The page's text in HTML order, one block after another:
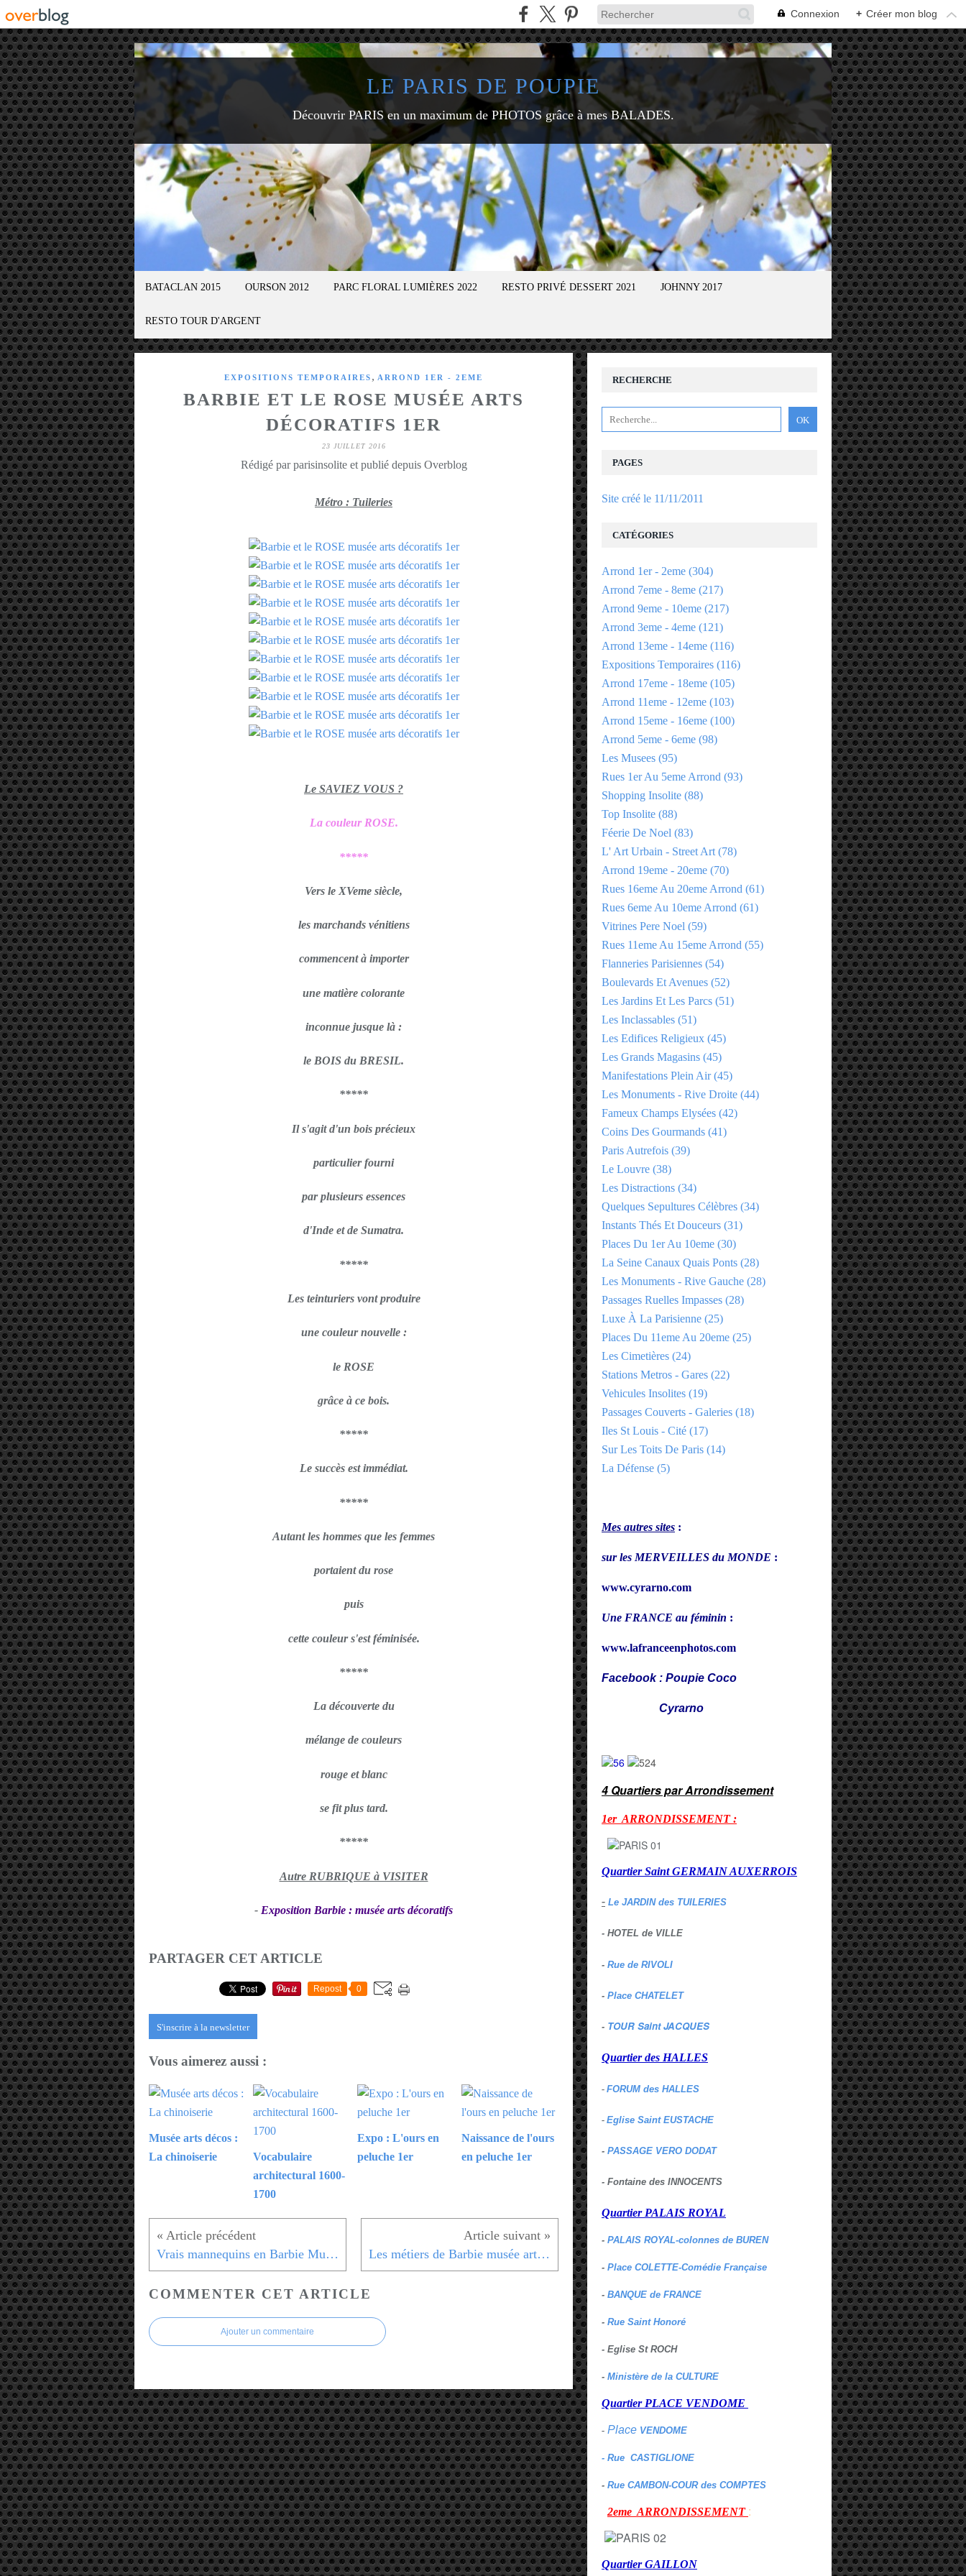
Connexion + Créer mon blog
LE PARIS DE POUPIE
Découvrir PARIS en un maximum de PHOTOS grâce à mes BALADES.
BATACLAN 2015 OURSON 2012 PARC FLORAL LUMIÈRES 2022 RESTO PRIVÉ DESSERT 2021 JOHNNY 2017
RESTO TOUR D'ARGENT
EXPOSITIONS TEMPORAIRES , ARROND 1ER - 2EME
BARBIE ET LE ROSE MUSÉE ARTS
DÉCORATIFS 1ER
23 JUILLET 2016
Rédigé par parisinsolite et publié depuis Overblog
Métro : Tuileries
Le SAVIEZ VOUS ?
La couleur ROSE.
*****
Vers le XVeme siècle,
les marchands vénitiens
commencent à importer
une matière colorante
inconnue jusque là :
le BOIS du BRESIL.
*****
Il s'agit d'un bois précieux
particulier fourni
par plusieurs essences
d'Inde et de Sumatra.
*****
Les teinturiers vont produire
une couleur nouvelle :
le ROSE
grâce à ce bois.
*****
Le succès est immédiat.
*****
Autant les hommes que les femmes
portaient du rose
puis
cette couleur s'est féminisée.
*****
La découverte du
mélange de couleurs
rouge et blanc
se fit plus tard.
*****
Autre RUBRIQUE à VISITER
- Exposition Barbie : musée arts décoratifs
PARTAGER CET ARTICLE
Repost 0
S'inscrire à la newsletter
Vous aimerez aussi :
Musée arts décos :
La chinoiserie
Vocabulaire
architectural 1600-
1700
Expo : L'ours en
peluche 1er
Naissance de l'ours
en peluche 1er
Vrais mannequins en Barbie Musée arts décoratifs 1er Les métiers de Barbie musée arts décoratifs 1er
COMMENTER CET ARTICLE
Ajouter un commentaire
RECHERCHE
PAGES
Site créé le 11/11/2011
CATÉGORIES
Arrond 1er - 2eme (304)
Arrond 7eme - 8eme (217)
Arrond 9eme - 10eme (217)
Arrond 3eme - 4eme (121)
Arrond 13eme - 14eme (116)
Expositions Temporaires (116)
Arrond 17eme - 18eme (105)
Arrond 11eme - 12eme (103)
Arrond 15eme - 16eme (100)
Arrond 5eme - 6eme (98)
Les Musees (95)
Rues 1er Au 5eme Arrond (93)
Shopping Insolite (88)
Top Insolite (88)
Féerie De Noel (83)
L' Art Urbain - Street Art (78)
Arrond 19eme - 20eme (70)
Rues 16eme Au 20eme Arrond (61)
Rues 6eme Au 10eme Arrond (61)
Vitrines Pere Noel (59)
Rues 11eme Au 15eme Arrond (55)
Flanneries Parisiennes (54)
Boulevards Et Avenues (52)
Les Jardins Et Les Parcs (51)
Les Inclassables (51)
Les Edifices Religieux (45)
Les Grands Magasins (45)
Manifestations Plein Air(45)
Les Monuments - Rive Droite (44)
Fameux Champs Elysées (42)
Coins Des Gourmands (41)
Paris Autrefois (39)
Le Louvre (38)
Les Distractions (34)
Quelques Sepultures Célèbres (34)
Instants Thés Et Douceurs (31)
Places Du 1er Au 10eme (30)
La Seine Canaux Quais Ponts (28)
Les Monuments - Rive Gauche (28)
Passages Ruelles Impasses (28)
Luxe À La Parisienne (25)
Places Du 11eme Au 20eme (25)
Les Cimetières (24)
Stations Metros - Gares (22)
Vehicules Insolites (19)
Passages Couverts - Galeries (18)
Iles St Louis - Cité (17)
Sur Les Toits De Paris (14)
La Défense (5)
Mes autres sites :
sur les MERVEILLES du MONDE :
www.cyrarno.com
Une FRANCE au féminin :
www.lafranceenphotos.com
Facebook : Poupie Coco
Cyrarno
4 Quartiers par Arrondissement
1er ARRONDISSEMENT :
Quartier Saint GERMAIN AUXERROIS
- Le JARDIN des TUILERIES
- HOTEL de VILLE
- Rue de RIVOLI
- Place CHATELET
- TOUR Saint JACQUES
Quartier des HALLES
- FORUM des HALLES
- Eglise Saint EUSTACHE
- PASSAGE VERO DODAT
- Fontaine des INNOCENTS
Quartier PALAIS ROYAL
- PALAIS ROYAL-colonnes de BUREN
- Place COLETTE-Comédie Française
- BANQUE de FRANCE
- Rue Saint Honoré
- Eglise St ROCH
- Ministère de la CULTURE
Quartier PLACE VENDOME
- Place VENDOME
- Rue CASTIGLIONE
- Rue CAMBON-COUR des COMPTES
2eme ARRONDISSEMENT :
Quartier GAILLON